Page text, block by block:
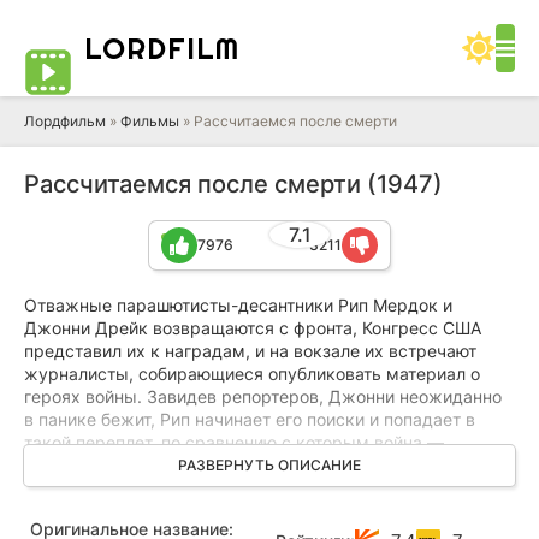
LORDFILM
Лордфильм » Фильмы » Рассчитаемся после смерти
Рассчитаемся после смерти (1947)
7.1
7976 3211
Отважные парашютисты-десантники Рип Мердок и
Джонни Дрейк возвращаются с фронта, Конгресс США
представил их к наградам, и на вокзале их встречают
журналисты, собирающиеся опубликовать материал о
героях войны. Завидев репортеров, Джонни неожиданно
в панике бежит, Рип начинает его поиски и попадает в
такой переплет, по сравнению с которым война —
Сити, откуда Джонни бежал 2 года назад после обвинения
РАЗВЕРНУТЬ ОПИСАНИЕ
Оригинальное название: